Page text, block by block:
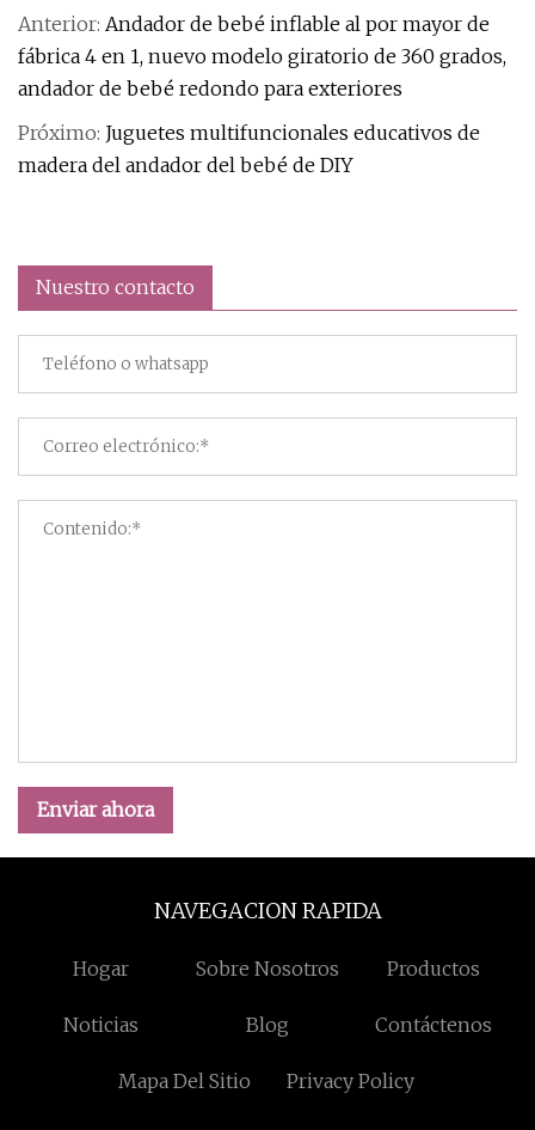
Anterior: Andador de bebé inflable al por mayor de
fábrica 4 en 1, nuevo modelo giratorio de 360 ​​grados,
andador de bebé redondo para exteriores
Próximo: Juguetes multifuncionales educativos de
madera del andador del bebé de DIY
Nuestro contacto
Enviar ahora
NAVEGACION RAPIDA
Hogar Sobre Nosotros Productos
Noticias Blog Contáctenos
Mapa Del Sitio Privacy Policy